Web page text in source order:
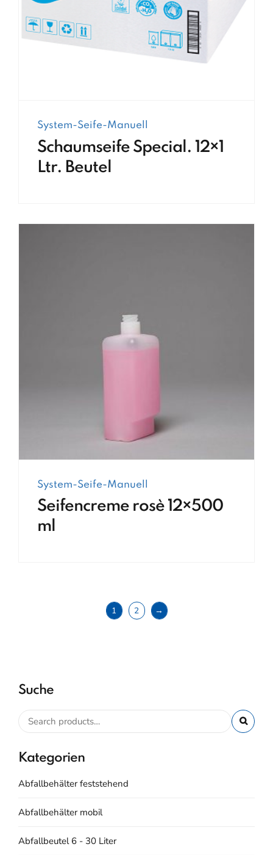
System-Seife-Manuell
Schaumseife Special. 12×1
Ltr. Beutel
System-Seife-Manuell
Seifencreme rosè 12×500
ml
1 2 →
Suche
Kategorien
Abfallbehälter feststehend
Abfallbehälter mobil
Abfallbeutel 6 - 30 Liter